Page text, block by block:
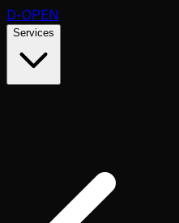
D-OPEN
Services